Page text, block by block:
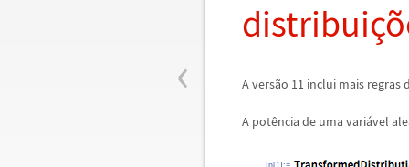
‹
distribuiçõ
A versão 11 inclui mais regras
A potência de uma variável
In[1]:=